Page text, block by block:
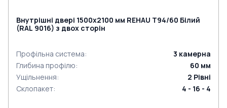
Внутрішні двері 1500x2100 мм REHAU Т94/60 Білий
(RAL 9016) з двох сторін
Профільна система: 3 камерна
Глибина профілю: 60 мм
Ущільнення: 2 Рівні
Склопакет: 4 - 16 - 4